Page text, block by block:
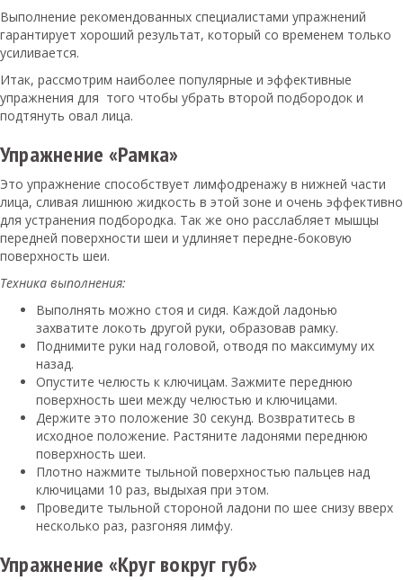
Выполнение рекомендованных специалистами упражнений
гарантирует хороший результат, который со временем только
усиливается.
Итак, рассмотрим наиболее популярные и эффективные
упражнения для того чтобы убрать второй подбородок и
подтянуть овал лица.
Упражнение «Рамка»
Это упражнение способствует лимфодренажу в нижней части
лица, сливая лишнюю жидкость в этой зоне и очень эффективно
для устранения подбородка. Так же оно расслабляет мышцы
передней поверхности шеи и удлиняет передне-боковую
поверхность шеи.
Техника выполнения:
Выполнять можно стоя и сидя. Каждой ладонью
захватите локоть другой руки, образовав рамку.
Поднимите руки над головой, отводя по максимуму их
назад.
Опустите челюсть к ключицам. Зажмите переднюю
поверхность шеи между челюстью и ключицами.
Держите это положение 30 секунд. Возвратитесь в
исходное положение. Растяните ладонями переднюю
поверхность шеи.
Плотно нажмите тыльной поверхностью пальцев над
ключицами 10 раз, выдыхая при этом.
Проведите тыльной стороной ладони по шее снизу вверх
несколько раз, разгоняя лимфу.
Упражнение «Круг вокруг губ»